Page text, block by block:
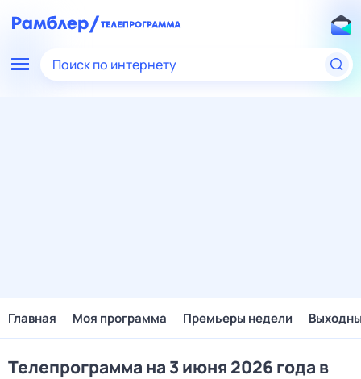
Поиск по интернету
Главная Моя программа Премьеры недели
Телепрограмма на 3 июня 2026 года в